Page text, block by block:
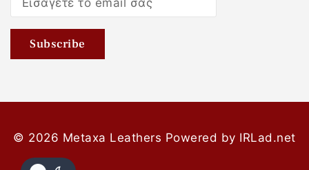
© 2026 Metaxa Leathers Powered by IRLad.net